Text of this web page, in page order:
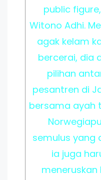
public
Witono Adhi.
agak kelam
bercerai, dia
pilihan
pesantren di
bersama ayah
semulus yang
ia juga
meneruskan